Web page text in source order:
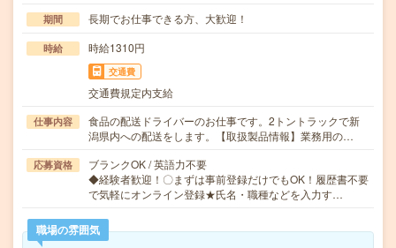
期間 長期でお仕事できる方、大歓迎！
時給 時給1310円
交通費
交通費規定内支給
仕事内容
食品の配送ドライバーのお仕事です。2トントラックで新
潟県内への配送をします。【取扱製品情報】業務用の…
応募資格
ブランクOK / 英語力不要
◆経験者歓迎！〇まずは事前登録だけでもOK！履歴書不要
で気軽にオンライン登録★氏名・職種などを入力す…
職場の雰囲気